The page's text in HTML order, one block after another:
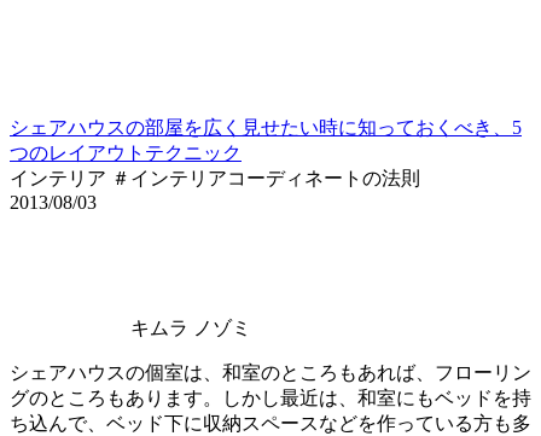
シェアハウスの部屋を広く見せたい時に知っておくべき、5
つのレイアウトテクニック
インテリア ＃インテリアコーディネートの法則
2013/08/03
キムラ ノゾミ
シェアハウスの個室は、和室のところもあれば、フローリン
グのところもあります。しかし最近は、和室にもベッドを持
ち込んで、ベッド下に収納スペースなどを作っている方も多